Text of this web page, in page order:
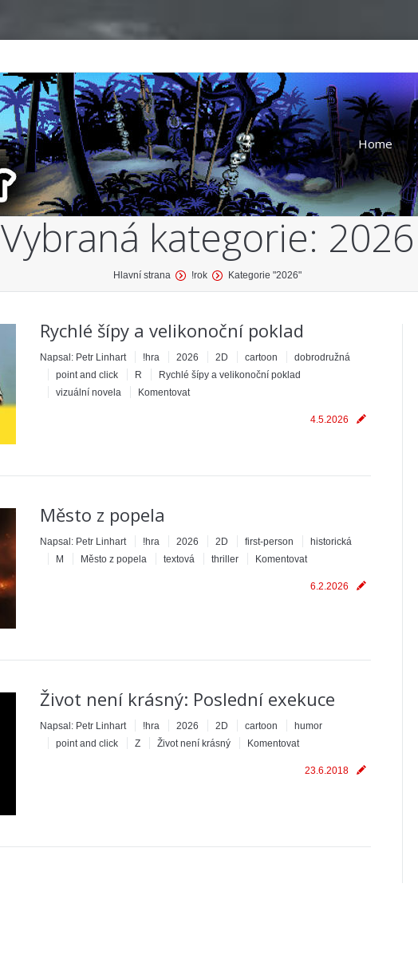
Home
Vybraná kategorie: 2026
Hlavní strana !rok Kategorie "2026"
Rychlé šípy a velikonoční poklad
Napsal: Petr Linhart !hra 2026 2D cartoon
dobrodružná
point and click
R
Rychlé šípy a velikonoční poklad
vizuální novela
Komentovat
4.5.2026
Město z popela
Napsal: Petr Linhart !hra 2026 2D first-person
historická
M
Město z popela textová thriller Komentovat
6.2.2026
Život není krásný: Poslední exekuce
Napsal: Petr Linhart !hra 2026 2D cartoon
humor
point and click
Z Život není krásný Komentovat
23.6.2018